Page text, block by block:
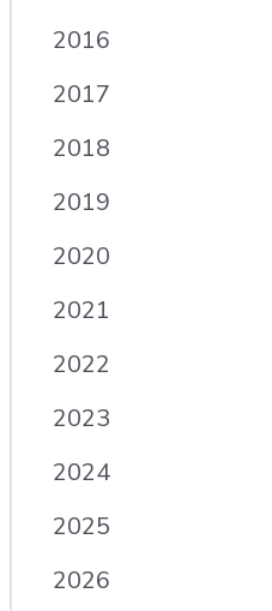
2016
2017
2018
2019
2020
2021
2022
2023
2024
2025
2026